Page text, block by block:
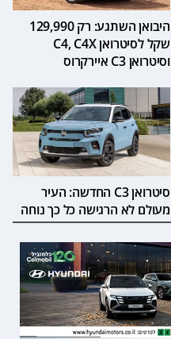
היבואן השתגע: רק 129,990
שקל לסיטרואן C4, C4X
וסיטרואן C3 איירקרוס
סיטרואן C3 החדשה: העיר
מעולם לא הרגישה כל כך נוחה